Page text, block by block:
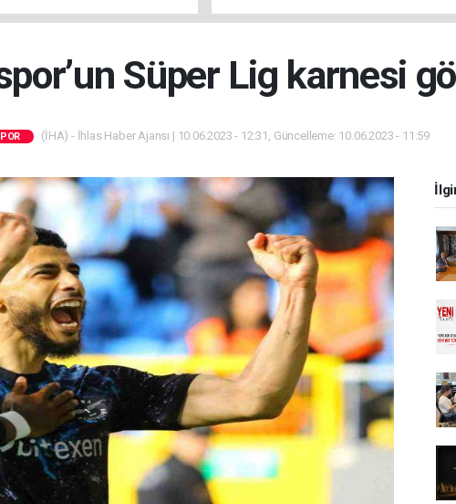
Süper Lig karnesi
(İHA) - İhlas Haber Ajansı | 10.06.2023 - 12:31, Güncelleme: 10.06.2023 - 11:59